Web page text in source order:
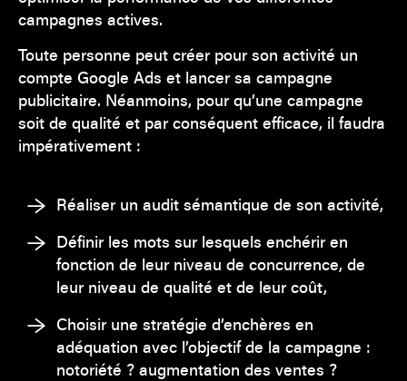
campagnes actives.
Toute personne peut créer pour son activité un
compte Google Ads et lancer sa campagne
publicitaire. Néanmoins, pour qu’une campagne
soit de qualité et par conséquent efficace, il faudra
impérativement :
Réaliser un audit sémantique de son activité,
Définir les mots sur lesquels enchérir en
fonction de leur niveau de concurrence, de
leur niveau de qualité et de leur coût,
Choisir une stratégie d’enchères en
adéquation avec l’objectif de la campagne :
notoriété ? augmentation des ventes ?